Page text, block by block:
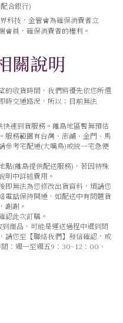
合銀行)
科技，金管會為確保消費者立
會員，確保消費者的權利。
關說明
的收貨時間，我們將優先依您所選
時交通路況，所以；目前無法
速到貨服務。離島地區暫無預估
服務範圍有台灣、澎湖、金門、馬
參考宅配通(大嘴鳥)或統一宅急便
點(離島提供配送服務)，若因特殊
明中詳述費用。
即無法為您修改出貨資料，煩請您
電話保持開通，如配送中有問題貨
謝謝。
認此次訂購。
商品，可能是運送過程中遇到問
請您至【聯絡我們】發信確認，或
：週一至週五9：30~12：00、